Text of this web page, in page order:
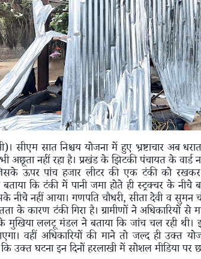
सीएम सात निश्चय योजना में हुए भ्रष्टाचार अब
अछूता नहीं रहा है। प्रखंड के झिटकी पंचायत के
ऊपर पांच हजार लीटर की एक टंकी को रखकर
ने बताया कि टंकी में पानी जमा होते ही स्ट्रक्चर के
नीचे नहीं आया। गणपति चौधरी, सीता देवी व सुमन
के कारण टंकी गिरा है। ग्रामीणों ने अधिकारियों से
ललटू मंडल ने बताया कि जांच चल रही थी।
वहीं अधिकारियों की माने तो जल्द ही उक्त
उक्त घटना इन दिनों हरलाखी में सोशल मीडिया पर